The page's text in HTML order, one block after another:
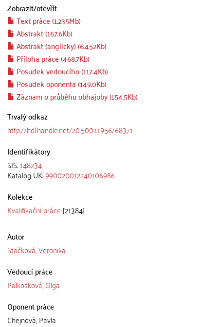
Zobrazit/otevřít
Text práce (1.235Mb)
Abstrakt (167.6Kb)
Abstrakt (anglicky) (6.452Kb)
Příloha práce (468.7Kb)
Posudek vedoucího (117.4Kb)
Posudek oponenta (149.0Kb)
Záznam o průběhu obhajoby (154.5Kb)
Trvalý odkaz
http://hdl.handle.net/20.500.11956/68371
Identifikátory
SIS:148234
Katalog UK:990020012240106986
Kolekce
Kvalifikační práce [21384]
Autor
Stočková, Veronika
Vedoucí práce
Palkosková, Olga
Oponent práce
Chejnová, Pavla